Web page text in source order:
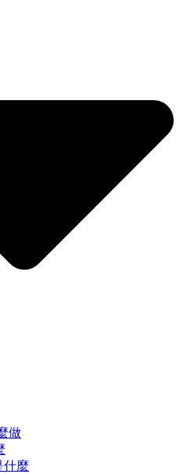
做
什麼